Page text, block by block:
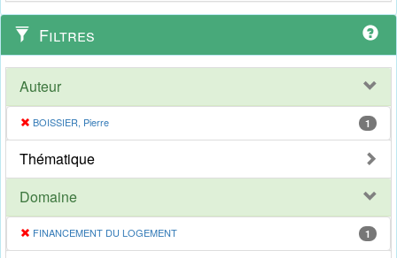
Filtres
Auteur
BOISSIER, Pierre 1
Thématique
Domaine
FINANCEMENT DU LOGEMENT 1